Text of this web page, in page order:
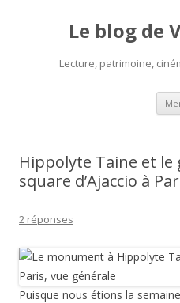
Le blog de
Lecture, patrimoine,
Hippolyte Taine et
square d’Ajaccio à
2 réponses
Puisque nous étions la